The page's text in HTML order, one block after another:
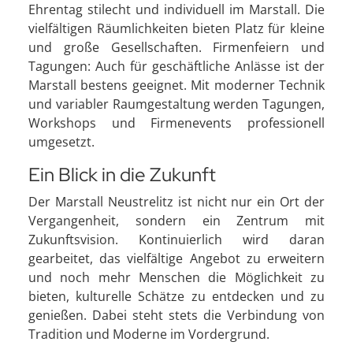
Ehrentag stilecht und individuell im Marstall. Die
vielfältigen Räumlichkeiten bieten Platz für kleine
und große Gesellschaften. Firmenfeiern und
Tagungen: Auch für geschäftliche Anlässe ist der
Marstall bestens geeignet. Mit moderner Technik
und variabler Raumgestaltung werden Tagungen,
Workshops und Firmenevents professionell
umgesetzt.
Ein Blick in die Zukunft
Der Marstall Neustrelitz ist nicht nur ein Ort der
Vergangenheit, sondern ein Zentrum mit
Zukunftsvision. Kontinuierlich wird daran
gearbeitet, das vielfältige Angebot zu erweitern
und noch mehr Menschen die Möglichkeit zu
bieten, kulturelle Schätze zu entdecken und zu
genießen. Dabei steht stets die Verbindung von
Tradition und Moderne im Vordergrund.